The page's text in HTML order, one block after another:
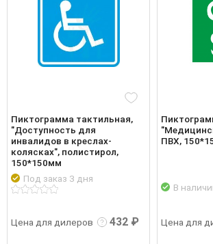
Пиктограмма тактильная,
"Доступность для
инвалидов в креслах-
колясках", полистирол,
150*150мм
Под заказ 3 дня
Цена для дилеров 432 ₽
ПВХ,
В
Цена для
Подробнее